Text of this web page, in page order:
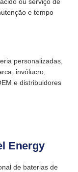
e tempo
personalizadas,
invólucro,
e distribuidores
Energy
de baterias de